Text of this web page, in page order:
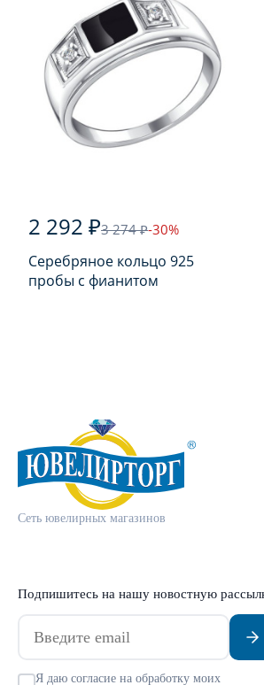
2 292 ₽3 274 ₽-30%
Серебряное кольцо 925
пробы с фианитом
Сеть ювелирных магазинов
Подпишитесь на нашу новостную
Я даю согласие на обработку моих